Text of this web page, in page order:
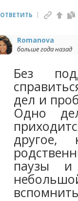
ОТВЕТИТЬ
Romanova
больше года назад
Без
дел и
Одно
паузы и